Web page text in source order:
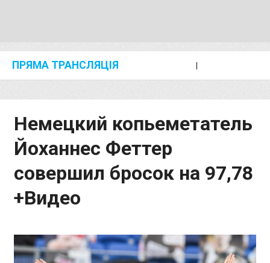
ПРЯМА ТРАНСЛЯЦІЯ I
Немецкий копьеметатель
Йоханнес Феттер
совершил бросок на 97,78
+Видео